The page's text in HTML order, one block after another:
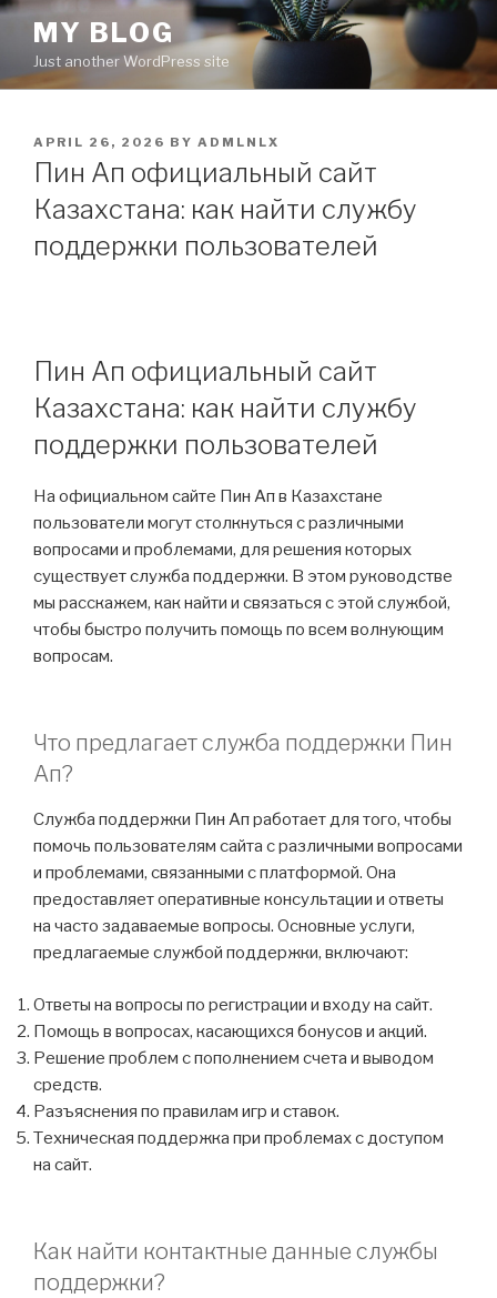
Skip
content
MY BLOG
Just another WordPress site
POSTED
ON
APRIL 26, 2026 BY ADMLNLX
Пин Ап официальный сайт
Казахстана: как найти службу
поддержки пользователей
Пин Ап официальный сайт
Казахстана: как найти службу
поддержки пользователей
На официальном сайте Пин Ап в Казахстане
пользователи могут столкнуться с различными
вопросами и проблемами, для решения которых
существует служба поддержки. В этом руководстве
мы расскажем, как найти и связаться с этой службой,
чтобы быстро получить помощь по всем волнующим
вопросам.
Что предлагает служба поддержки Пин
Ап?
Служба поддержки Пин Ап работает для того, чтобы
помочь пользователям сайта с различными вопросами
и проблемами, связанными с платформой. Она
предоставляет оперативные консультации и ответы
на часто задаваемые вопросы. Основные услуги,
предлагаемые службой поддержки, включают:
Ответы на вопросы по регистрации и входу на сайт.
Помощь в вопросах, касающихся бонусов и акций.
Решение проблем с пополнением счета и выводом
средств.
Разъяснения по правилам игр и ставок.
Техническая поддержка при проблемах с доступом
на сайт.
Как найти контактные данные службы
поддержки?